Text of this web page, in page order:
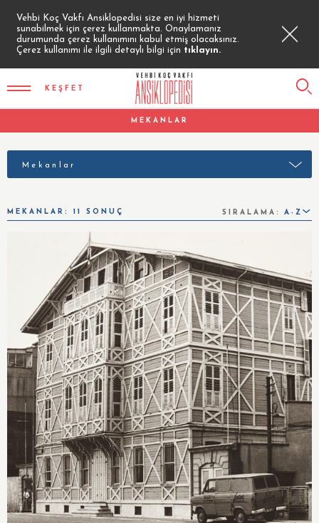
Vehbi Koç Vakfı Ansiklopedisi size en iyi hizmeti
sunabilmek için çerez kullanmakta. Onaylamanız
durumunda çerez kullanımını kabul etmiş olacaksınız.
Çerez kullanımı ile ilgili detaylı bilgi için tıklayın.
KEŞFET
MEKANLAR
Mekanlar
MEKANLAR: 11 SONUÇ SIRALAMA: A-Z